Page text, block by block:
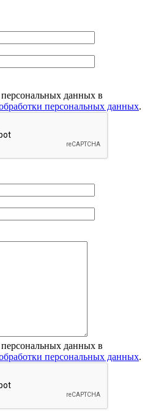
персональных данных в
персональных данных.
персональных данных в
персональных данных.